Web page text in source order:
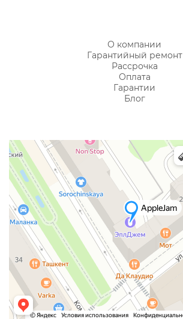
О компании
Гарантийный ремонт
Рассрочка
Оплата
Гарантии
Блог